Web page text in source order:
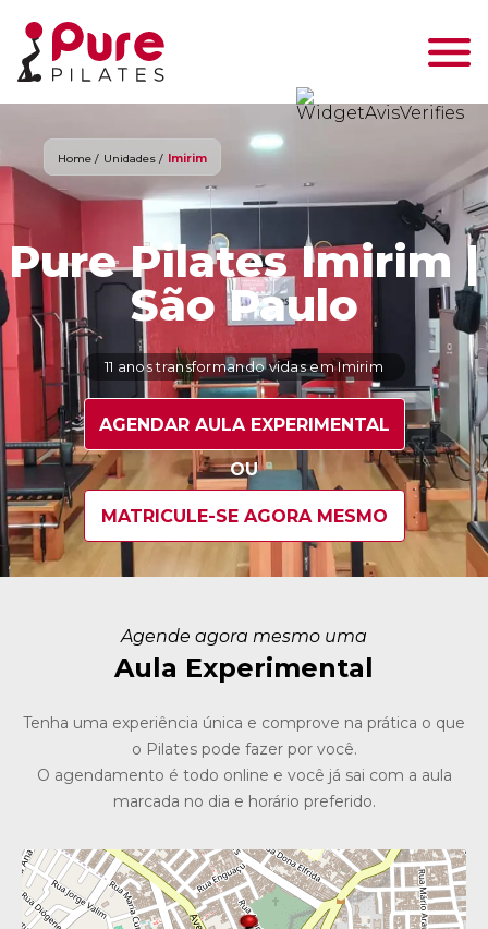
Home / Unidades / Imirim
Pure Pilates Imirim |
São Paulo
11 anos transformando vidas em Imirim
AGENDAR AULA EXPERIMENTAL
OU
MATRICULE-SE AGORA MESMO
Agende agora mesmo uma
Aula Experimental
Tenha uma experiência única e comprove na prática o que
o Pilates pode fazer por você.
O agendamento é todo online e você já sai com a aula
marcada no dia e horário preferido.